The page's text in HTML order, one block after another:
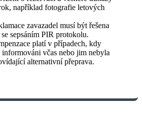
například fotografie letových
zavazadel musí být řešena
sepsáním PIR protokolu.
platí v případech, kdy
včas nebo jim nebyla
alternativní přeprava.